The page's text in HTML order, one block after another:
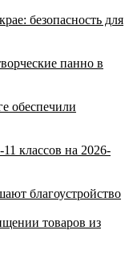
безопасность для
панно в
обеспечили
классов на 2026-
благоустройство
товаров из